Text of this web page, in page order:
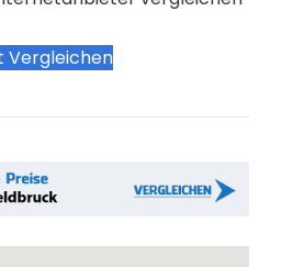
Vergleichen